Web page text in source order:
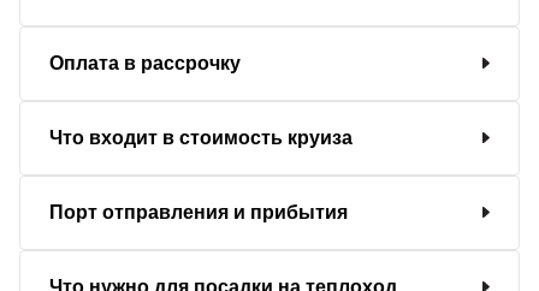
Оплата в рассрочку
Что входит в стоимость круиза
Порт отправления и прибытия
Что нужно для посадки на теплоход